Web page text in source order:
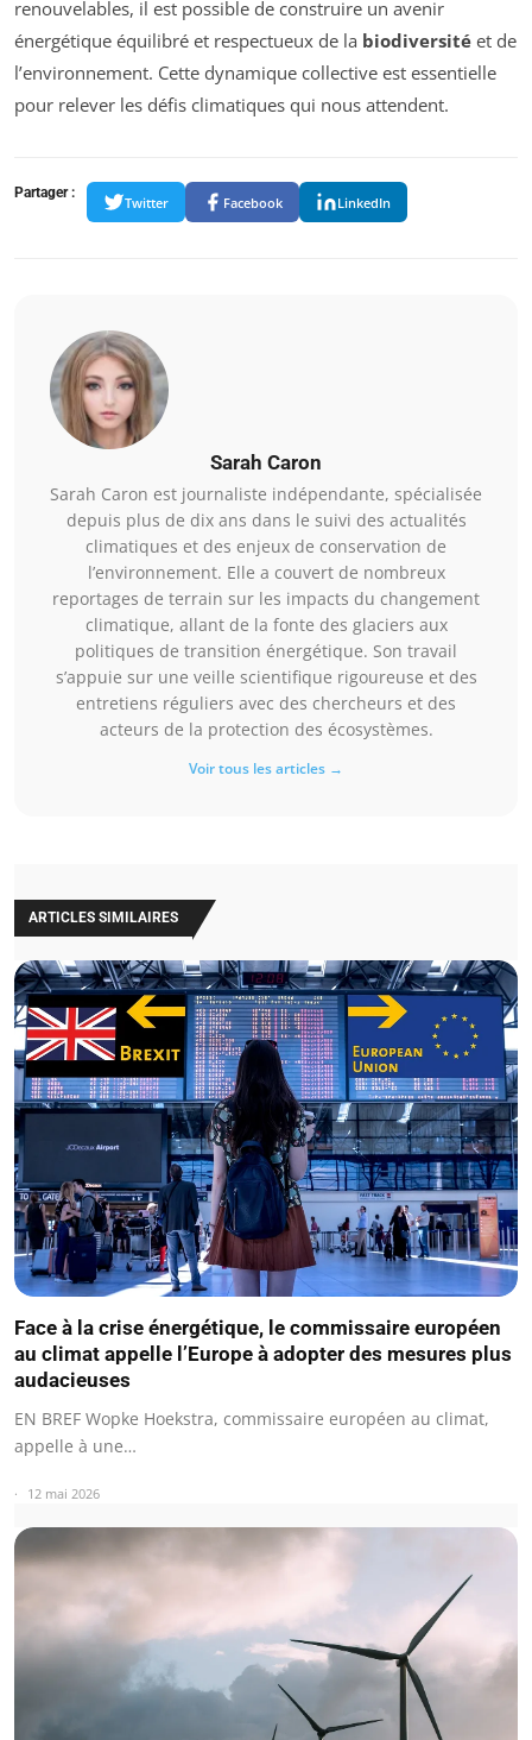
renouvelables, il est possible de construire un avenir
énergétique équilibré et respectueux de la biodiversité et de
l’environnement. Cette dynamique collective est essentielle
pour relever les défis climatiques qui nous attendent.
Partager :
Twitter Facebook LinkedIn
Sarah Caron
Sarah Caron est journaliste indépendante, spécialisée
depuis plus de dix ans dans le suivi des actualités
climatiques et des enjeux de conservation de
l’environnement. Elle a couvert de nombreux
reportages de terrain sur les impacts du changement
climatique, allant de la fonte des glaciers aux
politiques de transition énergétique. Son travail
s’appuie sur une veille scientifique rigoureuse et des
entretiens réguliers avec des chercheurs et des
acteurs de la protection des écosystèmes.
Voir tous les articles →
ARTICLES SIMILAIRES
Face à la crise énergétique, le commissaire européen
au climat appelle l’Europe à adopter des mesures plus
audacieuses
EN BREF Wopke Hoekstra, commissaire européen au climat,
appelle à une…
12 mai 2026